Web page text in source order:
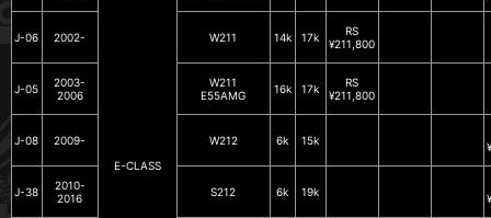
E-CLASS
J-06 2002- W211 14k 17k
RS
¥211,800
J-05
2003-
2006
W211
E55AMG
16k 17k
RS
¥211,800
J-08 2009- W212 6k 15k
J-38
2010-
2016
S212 6k 19k